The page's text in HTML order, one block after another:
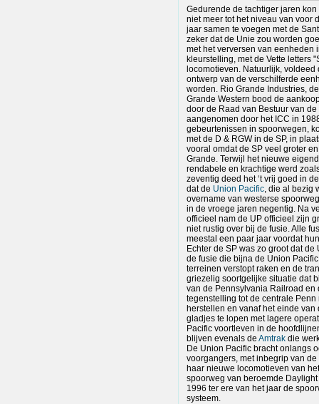
Gedurende de tachtiger jaren
niet meer tot het niveau van voor
jaar samen te voegen met de
zeker dat de Unie zou worden
met het verversen van
kleurstelling, met de Vette letters
locomotieven. Natuurlijk,
ontwerp van de verschilferde
worden. Rio Grande Industries,
Grande Western bood de
door de Raad van Bestuur van
aangenomen door het ICC in
gebeurtenissen in spoorwegen,
met de D & RGW in de SP, in
vooral omdat de SP veel groter
Grande. Terwijl het nieuwe
rendabele en krachtige werd
zeventig deed het ‘t vrij goed in
dat de Union Pacific , die al bezig
overname van westerse
in de vroege jaren negentig. Na
officieel nam de UP officieel zijn
niet rustig over bij de fusie. Alle
meestal een paar jaar voordat
Echter de SP was zo groot dat
de fusie die bijna de Union
terreinen verstopt raken en de
griezelig soortgelijke situatie dat
van de Pennsylvania Railroad en
tegenstelling tot de centrale
herstellen en vanaf het einde
gladjes te lopen met lagere
Pacific voortleven in de
blijven evenals de Amtrak die
De Union Pacific bracht onlangs
voorgangers, met inbegrip van
haar nieuwe locomotieven van
spoorweg van beroemde
1996 ter ere van het jaar de
systeem.